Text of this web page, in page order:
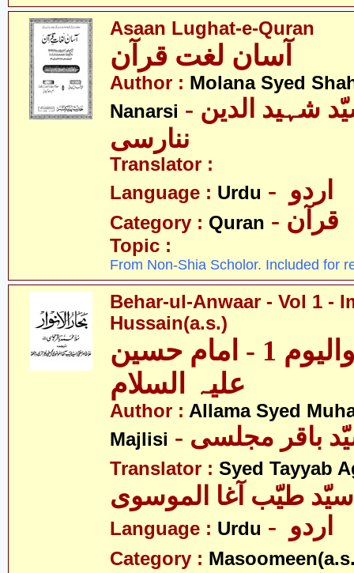
Asaan Lughat-e-Quran
Author : Molana Syed
Nanarsi - مولانا سیّد شہید الدین
ننارسی
Translator :
Language : Urdu
Category : Quran - قرآن
Topic :
From Non-Shia Scholor. Included for
Behar-ul-Anwaar - Vol 1 -
Hussain(a.s.)
بحار الانوار - والیوم 1 - امام حسین
علیہ السلام
Author : Allama Syed
Majlisi
Translator : Syed Tayyab
سیّد طیّب آغا الموسوی
Language : Urdu
Category :